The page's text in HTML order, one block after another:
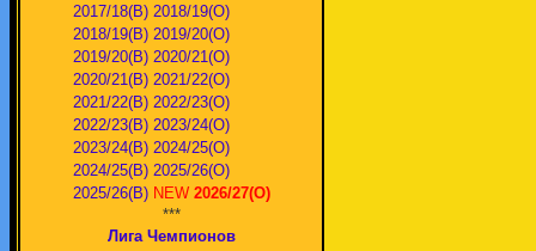
2017/18(В) 2018/19(О)
2018/19(В) 2019/20(О)
2019/20(В) 2020/21(О)
2020/21(В) 2021/22(О)
2021/22(В) 2022/23(О)
2022/23(В) 2023/24(O)
2023/24(В) 2024/25(O)
2024/25(В) 2025/26(О)
2025/26(В) NEW 2026/27(О)
***
Лига Чемпионов